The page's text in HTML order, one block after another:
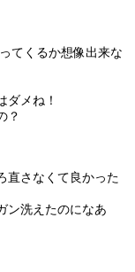
てくるか想像出来な
ダメね！
？
直さなくて良かった
ン洗えたのになあ